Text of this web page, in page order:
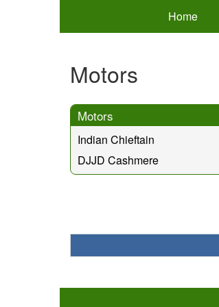
Home
Motors
Motors
Indian Chieftain
DJJD Cashmere